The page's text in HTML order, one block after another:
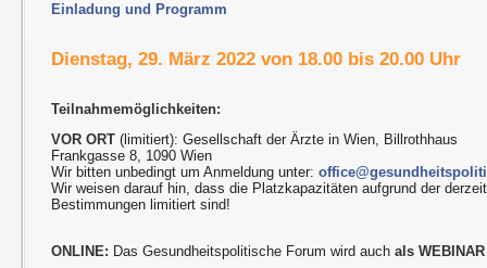
Einladung und Programm
Dienstag, 29. März 2022 von 18.00 bis 20.00 Uhr
Teilnahmemöglichkeiten:
VOR ORT (limitiert): Gesellschaft der Ärzte in Wien, Billrothhaus
Frankgasse 8, 1090 Wien
Wir bitten unbedingt um Anmeldung unter:
Wir weisen darauf hin, dass die Platzkapazitäten aufgrund der
Bestimmungen limitiert sind!
ONLINE: Das Gesundheitspolitische Forum wird auch als WEBINAR